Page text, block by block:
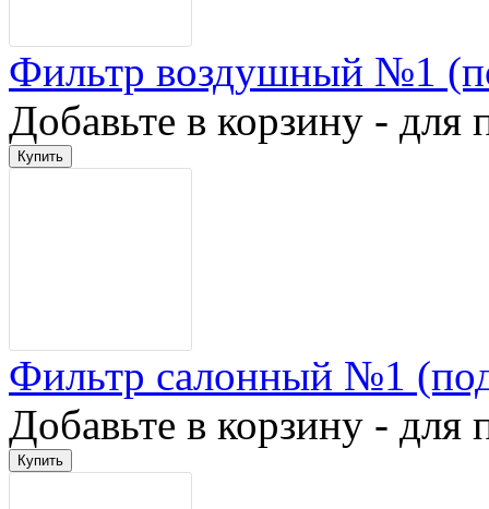
Фильтр воздушный №1
Добавьте в корзину - для
Фильтр салонный №1
Добавьте в корзину - для